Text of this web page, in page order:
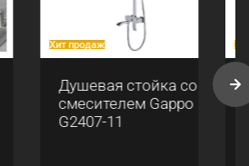
Хит продаж
Душевая стойка со
смесителем Gappo
G2407-11